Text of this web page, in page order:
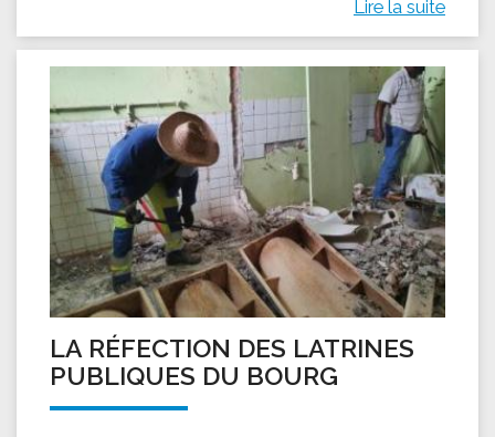
Lire la suite
LA RÉFECTION DES LATRINES
PUBLIQUES DU BOURG